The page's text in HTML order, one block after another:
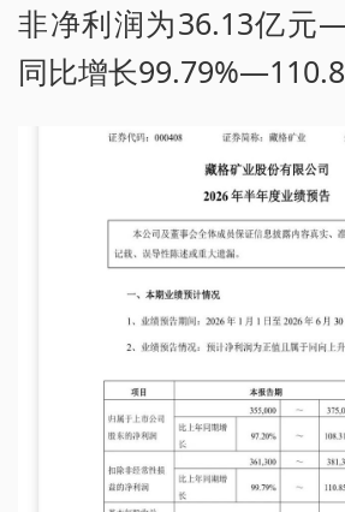
非净利润为36.13亿元
同比增长